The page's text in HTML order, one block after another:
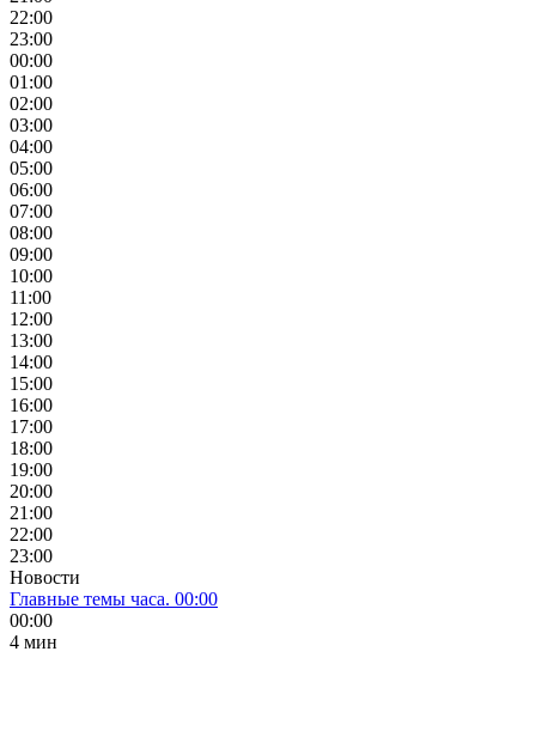
22:00
23:00
00:00
01:00
02:00
03:00
04:00
05:00
06:00
07:00
08:00
09:00
10:00
11:00
12:00
13:00
14:00
15:00
16:00
17:00
18:00
19:00
20:00
21:00
22:00
23:00
Новости
Главные темы часа. 00:00
00:00
4 мин